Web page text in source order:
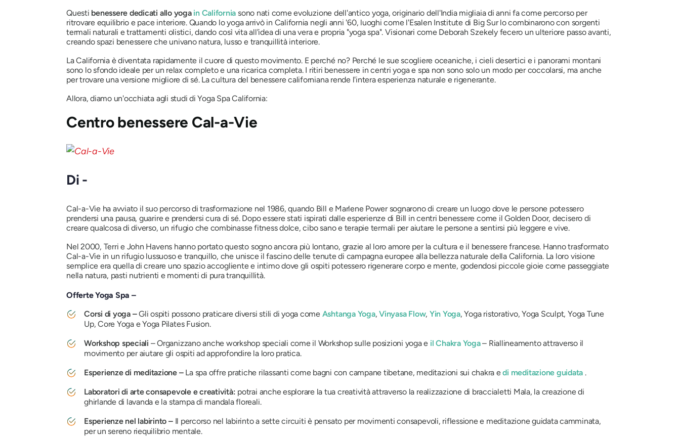
Questi benessere dedicati allo yoga in California sono nati come evoluzione dell'antico yoga, originario dell'India migliaia di anni fa come percorso per
ritrovare equilibrio e pace interiore. Quando lo yoga arrivò in California negli anni '60, luoghi come l'Esalen Institute di Big Sur lo combinarono con sorgenti
termali naturali e trattamenti olistici, dando così vita all'idea di una vera e propria "yoga spa". Visionari come Deborah Szekely fecero un ulteriore passo avanti,
creando spazi benessere che univano natura, lusso e tranquillità interiore.
La California è diventata rapidamente il cuore di questo movimento. E perché no? Perché le sue scogliere oceaniche, i cieli desertici e i panorami montani
sono lo sfondo ideale per un relax completo e una ricarica completa. I ritiri benessere in centri yoga e spa non sono solo un modo per coccolarsi, ma anche
per trovare una versione migliore di sé. La cultura del benessere californiana rende l'intera esperienza naturale e rigenerante.
Allora, diamo un'occhiata agli studi di Yoga Spa California:
Centro benessere Cal-a-Vie
Di -
Cal-a-Vie ha avviato il suo percorso di trasformazione nel 1986, quando Bill e Marlene Power sognarono di creare un luogo dove le persone potessero
prendersi una pausa, guarire e prendersi cura di sé. Dopo essere stati ispirati dalle esperienze di Bill in centri benessere come il Golden Door, decisero di
creare qualcosa di diverso, un rifugio che combinasse fitness dolce, cibo sano e terapie termali per aiutare le persone a sentirsi più leggere e vive.
Nel 2000, Terri e John Havens hanno portato questo sogno ancora più lontano, grazie al loro amore per la cultura e il benessere francese. Hanno trasformato
Cal-a-Vie in un rifugio lussuoso e tranquillo, che unisce il fascino delle tenute di campagna europee alla bellezza naturale della California. La loro visione
semplice era quella di creare uno spazio accogliente e intimo dove gli ospiti potessero rigenerare corpo e mente, godendosi piccole gioie come passeggiate
nella natura, pasti nutrienti e momenti di pura tranquillità.
Offerte Yoga Spa –
Corsi di yoga –Gli ospiti possono praticare diversi stili di yoga come Ashtanga Yoga,Vinyasa Flow, Yin Yoga, Yoga ristorativo, Yoga Sculpt, Yoga Tune
Up, Core Yoga e Yoga Pilates Fusion.
Workshop speciali – Organizzano anche workshop speciali come il Workshop sulle posizioni yoga e il Chakra Yoga– Riallineamento attraverso il
movimento per aiutare gli ospiti ad approfondire la loro pratica.
Esperienze di meditazione – La spa offre pratiche rilassanti come bagni con campane tibetane, meditazioni sui chakra edi meditazione guidata .
Laboratori di arte consapevole e creatività: potrai anche esplorare la tua creatività attraverso la realizzazione di braccialetti Mala, la creazione di
ghirlande di lavanda e la stampa di mandala floreali.
Esperienze nel labirinto – Il percorso nel labirinto a sette circuiti è pensato per movimenti consapevoli, riflessione e meditazione guidata camminata,
per un sereno riequilibrio mentale.